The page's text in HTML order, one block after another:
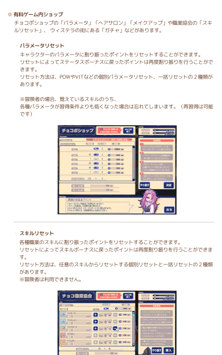
有料ゲーム内ショップ
チョコポショップの「パラメータ」「ヘアサロン」「メイクアップ」や職業協会の「スキ
ルリセット」、 ウィステラの街にある「ガチャ」などがあります。
パラメータリセット
キャラクターのパラメータに割り振ったポイントをリセットすることができます。
リセットによってステータスボーナスに戻ったポイントは再度割り振りを行うことがで
きます。
リセット方法は、POWやVITなどの個別パラメータリセット、一括リセットの２種類が
あります。
※冒険者の場合、覚えているスキルのうち、
各種パラメータが習得条件よりも低くなった場合は忘れてしまいます。（再習得は可能
です）
スキルリセット
各種職業のスキルに割り振ったポイントをリセットすることができます。
リセットによってスキルボーナスに戻ったポイントは再度割り振りを行うことができま
す。
リセット方法は、任意のスキルからリセットする個別リセットと一括リセットの２種類
があります。
※冒険者は利用できません。